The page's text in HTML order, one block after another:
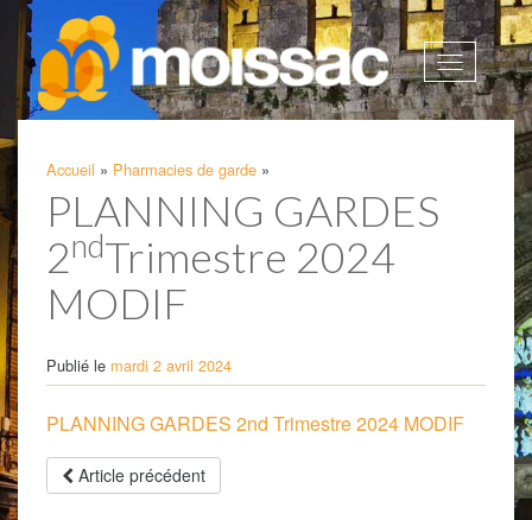
Afficher
la
Accueil » Pharmacies de garde »
PLANNING GARDES
2ndTrimestre 2024
MODIF
Publié le mardi 2 avril 2024
PLANNING GARDES 2nd Trimestre 2024 MODIF
Article précédent